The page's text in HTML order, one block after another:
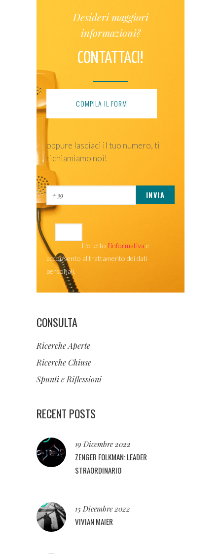
Desideri maggiori
informazioni?
CONTATTACI!
COMPILA IL FORM
oppure lasciaci il tuo numero, ti
richiamiamo noi!
Ho letto l’informativa e
acconsento al trattamento dei dati
personali.
CONSULTA
Ricerche Aperte
Ricerche Chiuse
Spunti e Riflessioni
RECENT POSTS
19 Dicembre 2022
ZENGER FOLKMAN: LEADER
STRAORDINARIO
15 Dicembre 2022
VIVIAN MAIER